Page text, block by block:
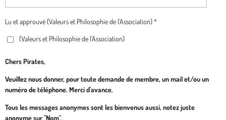
Lu et approuvé (Valeurs et Philosophie de l'Association) *
(Valeurs et Philosophie de l'Association)
Chers Pirates,
Veuillez nous donner, pour toute demande de membre, un mail et/ou un
numéro de téléphone. Merci d'avance.
Tous les messages anonymes sont les bienvenus aussi, notez juste
anonyme sur "Nom".